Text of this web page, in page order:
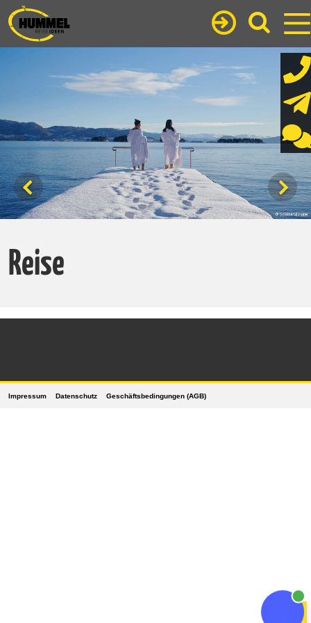
Reise
Impressum Datenschutz Geschäftsbedingungen (AGB)